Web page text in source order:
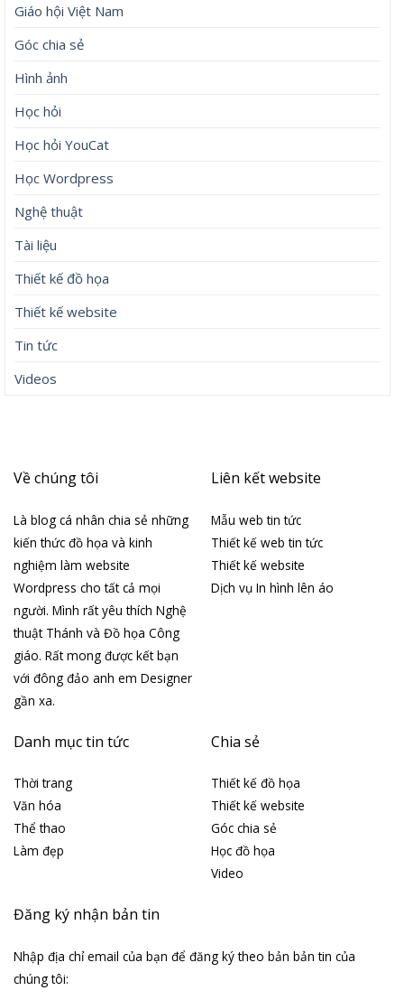
Giáo hội Việt Nam
Góc chia sẻ
Hình ảnh
Học hỏi
Học hỏi YouCat
Học Wordpress
Nghệ thuật
Tài liệu
Thiết kế đồ họa
Thiết kế website
Tin tức
Videos
Về chúng tôi
Là blog cá nhân chia sẻ những
kiến thức đồ họa và kinh
nghiệm làm website
Wordpress cho tất cả mọi
người. Mình rất yêu thích Nghệ
thuật Thánh và Đồ họa Công
giáo. Rất mong được kết bạn
với đông đảo anh em Designer
gần xa.
Liên kết website
Mẫu web tin tức
Thiết kế web tin tức
Thiết kế website
Dịch vụ In hình lên áo
Danh mục tin tức
Thời trang
Văn hóa
Thể thao
Làm đẹp
Chia sẻ
Thiết kế đồ họa
Thiết kế website
Góc chia sẻ
Học đồ họa
Video
Đăng ký nhận bản tin
Nhập địa chỉ email của bạn để đăng ký theo bản bản tin của
chúng tôi: